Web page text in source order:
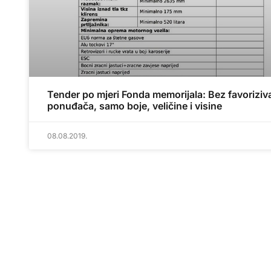
Tender po mjeri Fonda memorijala: Bez
ponuđača, samo boje, veličine i visine
08.08.2019.